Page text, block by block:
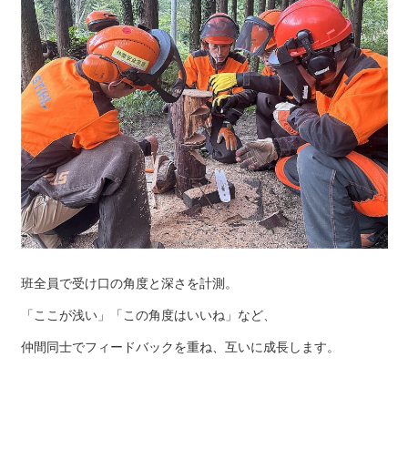
班全員で受け口の角度と深さを計測。
「ここが浅い」「この角度はいいね」など、
仲間同士でフィードバックを重ね、互いに成長します。